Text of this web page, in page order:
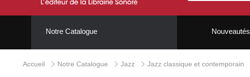
Notre Catalogue Nouveautés
Accueil Notre Catalogue Jazz Jazz classique et contemporain